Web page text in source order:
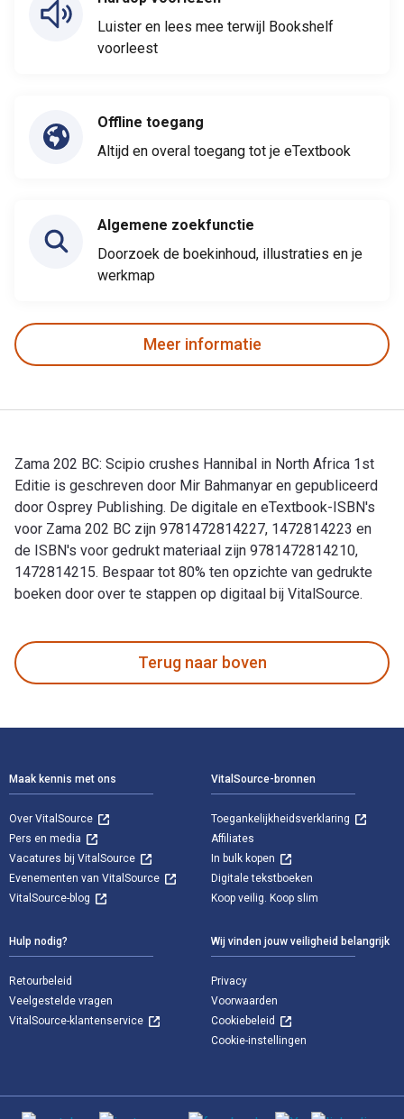
Luister en lees mee terwijl Bookshelf
voorleest
Offline toegang
Altijd en overal toegang tot je eTextbook
Algemene zoekfunctie
Doorzoek de boekinhoud, illustraties en je
werkmap
Meer informatie
Zama 202 BC: Scipio crushes Hannibal in North Africa 1st
Editie is geschreven door Mir Bahmanyar en gepubliceerd
door Osprey Publishing. De digitale en eTextbook-ISBN's
voor Zama 202 BC zijn 9781472814227, 1472814223 en
de ISBN's voor gedrukt materiaal zijn 9781472814210,
1472814215. Bespaar tot 80% ten opzichte van gedrukte
boeken door over te stappen op digitaal bij VitalSource.
Terug naar boven
Maak kennis met ons
Over VitalSource
Pers en media
Vacatures bij VitalSource
Evenementen van VitalSource
VitalSource-blog
VitalSource-bronnen
Toegankelijkheidsverklaring
Affiliates
In bulk kopen
Digitale tekstboeken
Koop veilig. Koop slim
Hulp nodig?
Retourbeleid
Veelgestelde vragen
VitalSource-klantenservice
Wij vinden jouw veiligheid belangrijk
Privacy
Voorwaarden
Cookiebeleid
Cookie-instellingen